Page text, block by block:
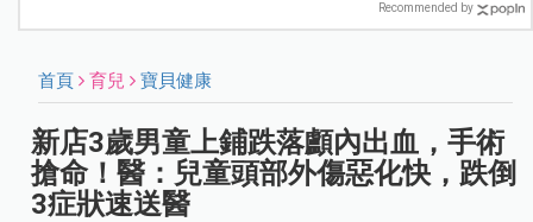
Recommended by
首頁 育兒 寶貝健康
新店3歲男童上鋪跌落顱內出血，手術
搶命！醫：兒童頭部外傷惡化快，跌倒
3症狀速送醫